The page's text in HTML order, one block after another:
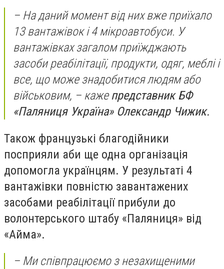
– На даний момент від них вже приїхало
13 вантажівок і 4 мікроавтобуси. У
вантажівках загалом приїжджають
засоби реабілітації, продукти, одяг, меблі і
все, що може знадобитися людям або
військовим, – кажепредставник БФ
«Паляниця Україна» Олександр Чижик.
Також французькі благодійники
посприяли аби ще одна організація
допомогла українцям. У результаті 4
вантажівки повністю завантажених
засобами реабілітації прибули до
волонтерського штабу «Паляниця» від
«Айма».
– Ми співпрацюємо з незахищеними